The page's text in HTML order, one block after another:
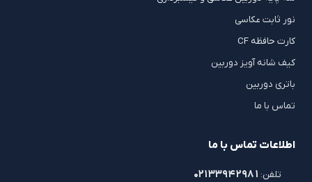
نور ثابت عکاسی
کارت حافظه CF
کیف شانه آویز دوربین
باتری دوربین
تماس با ما
اطلاعات تماس با ما
تلفن: ۰۲۱۳۳۹۴۲۹۸۱